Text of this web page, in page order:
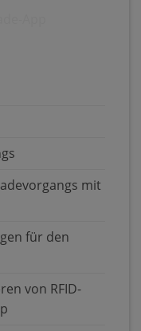
mit
für den
von RFID-